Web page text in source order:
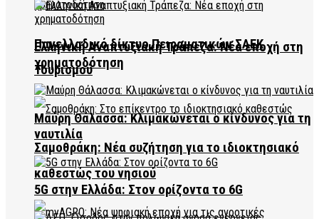
Πανελλαδικό δίκτυο Πειραματικών ΣΑΕΚ
Τουρισμού
Σαμοθράκη: Νέα συζήτηση για το ιδιοκτησιακό
καθεστώς του νησιού
Ελληνική Αναπτυξιακή Τράπεζα: Νέα εποχή στη
χρηματοδότηση
Μαύρη Θάλασσα: Κλιμακώνεται ο κίνδυνος για τη
ναυτιλία
5G στην Ελλάδα: Στον ορίζοντα το 6G